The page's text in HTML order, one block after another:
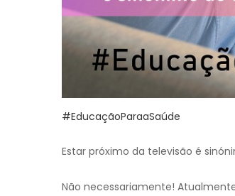
#EducaçãoParaaSaúde
Estar próximo da televisão é
Não necessariamente!